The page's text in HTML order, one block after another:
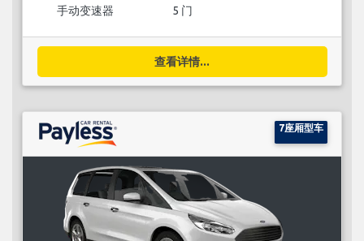
手动变速器 5 门
查看详情...
7座厢型车